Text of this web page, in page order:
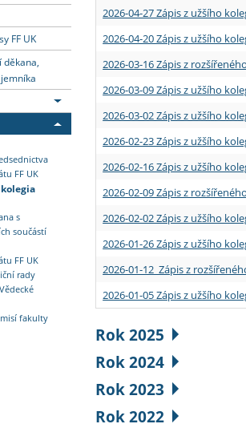
Absolventi fakulty
Vyjíždějící zaměstnanci
FF UK
FF UK
s
součástí
FF UK
rady
fakulty
2026-04-27 Zápis z užšího
2026-04-20 Zápis z užšího
2026-03-16 Zápis z
2026-03-09 Zápis z užšího
2026-03-02 Zápis z užšího
2026-02-23 Zápis z užšího
2026-02-16 Zápis z užšího
2026-02-09 Zápis z
2026-02-02 Zápis z užšího
2026-01-26 Zápis z užšího
2026-01-12 Zápis z
2026-01-05 Zápis z užšího
Rok 2025
Rok 2024
Rok 2023
Rok 2022